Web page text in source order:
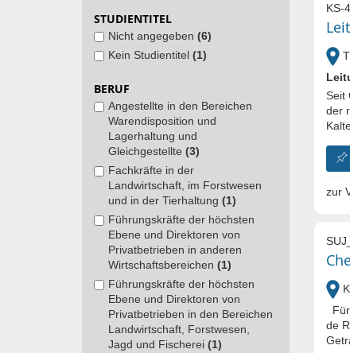
STUDIENTITEL
Nicht angegeben (6)
Kein Studientitel (1)
BERUF
Angestellte in den Bereichen
Warendisposition und
Lagerhaltung und
Gleichgestellte (3)
Fachkräfte in der
Landwirtschaft, im Forstwesen
und in der Tierhaltung (1)
Führungskräfte der höchsten
Ebene und Direktoren von
Privatbetrieben in anderen
Wirtschaftsbereichen (1)
Führungskräfte der höchsten
Ebene und Direktoren von
Privatbetrieben in den Bereichen
Landwirtschaft, Forstwesen,
Jagd und Fischerei (1)
KS-
Seit
der
zur
de